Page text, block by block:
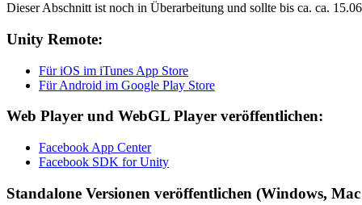
Dieser Abschnitt ist noch in Überarbeitung und sollte bis ca. ca.
Unity Remote:
Für iOS im iTunes App Store
Für Android im Google Play Store
Web Player und WebGL Player veröffentlichen:
Facebook App Center
Facebook SDK for Unity
Standalone Versionen veröffentlichen (Windows,